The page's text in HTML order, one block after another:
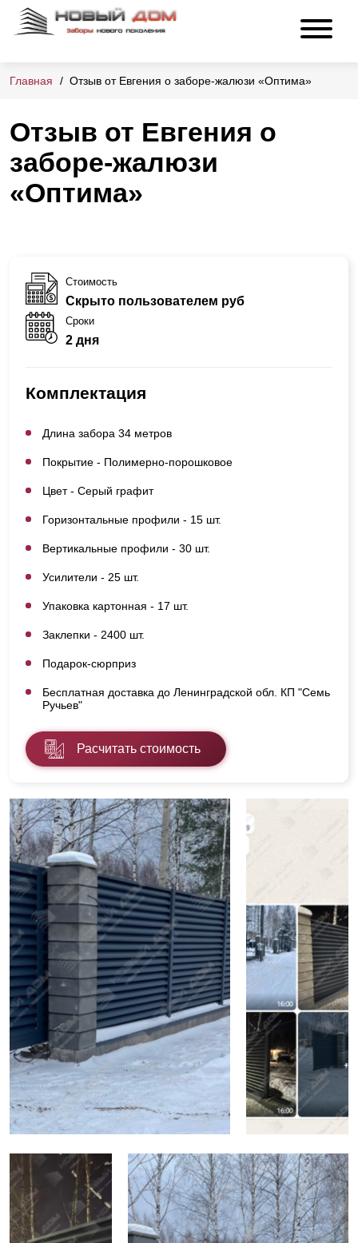
Главная Отзыв от Евгения о заборе-жалюзи «Оптима»
Отзыв от Евгения о
заборе-жалюзи
«Оптима»
Стоимость
Скрыто пользователем руб
Сроки
2 дня
Комплектация
Длина забора 34 метров
Покрытие - Полимерно-порошковое
Цвет - Серый графит
Горизонтальные профили - 15 шт.
Вертикальные профили - 30 шт.
Усилители - 25 шт.
Упаковка картонная - 17 шт.
Заклепки - 2400 шт.
Подарок-сюрприз
Бесплатная доставка до Ленинградской обл. КП "Семь
Ручьев"
Расчитать стоимость